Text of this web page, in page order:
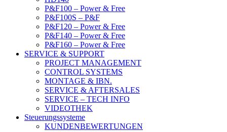
P&F100 – Power & Free
P&F100S – P&F
P&F120 – Power & Free
P&F140 – Power & Free
P&F160 – Power & Free
SERVICE & SUPPORT
PROJECT MANAGEMENT
CONTROL SYSTEMS
MONTAGE & IBN.
SERVICE & AFTERSALES
SERVICE – TECH INFO
VIDEOTHEK
Steuerungssysteme
KUNDENBEWERTUNGEN